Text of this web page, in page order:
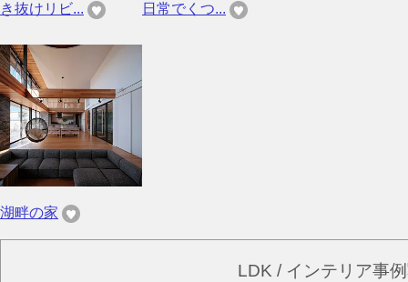
き抜けリビ...
日常でくつ...
湖畔の家
LDK / インテリア事